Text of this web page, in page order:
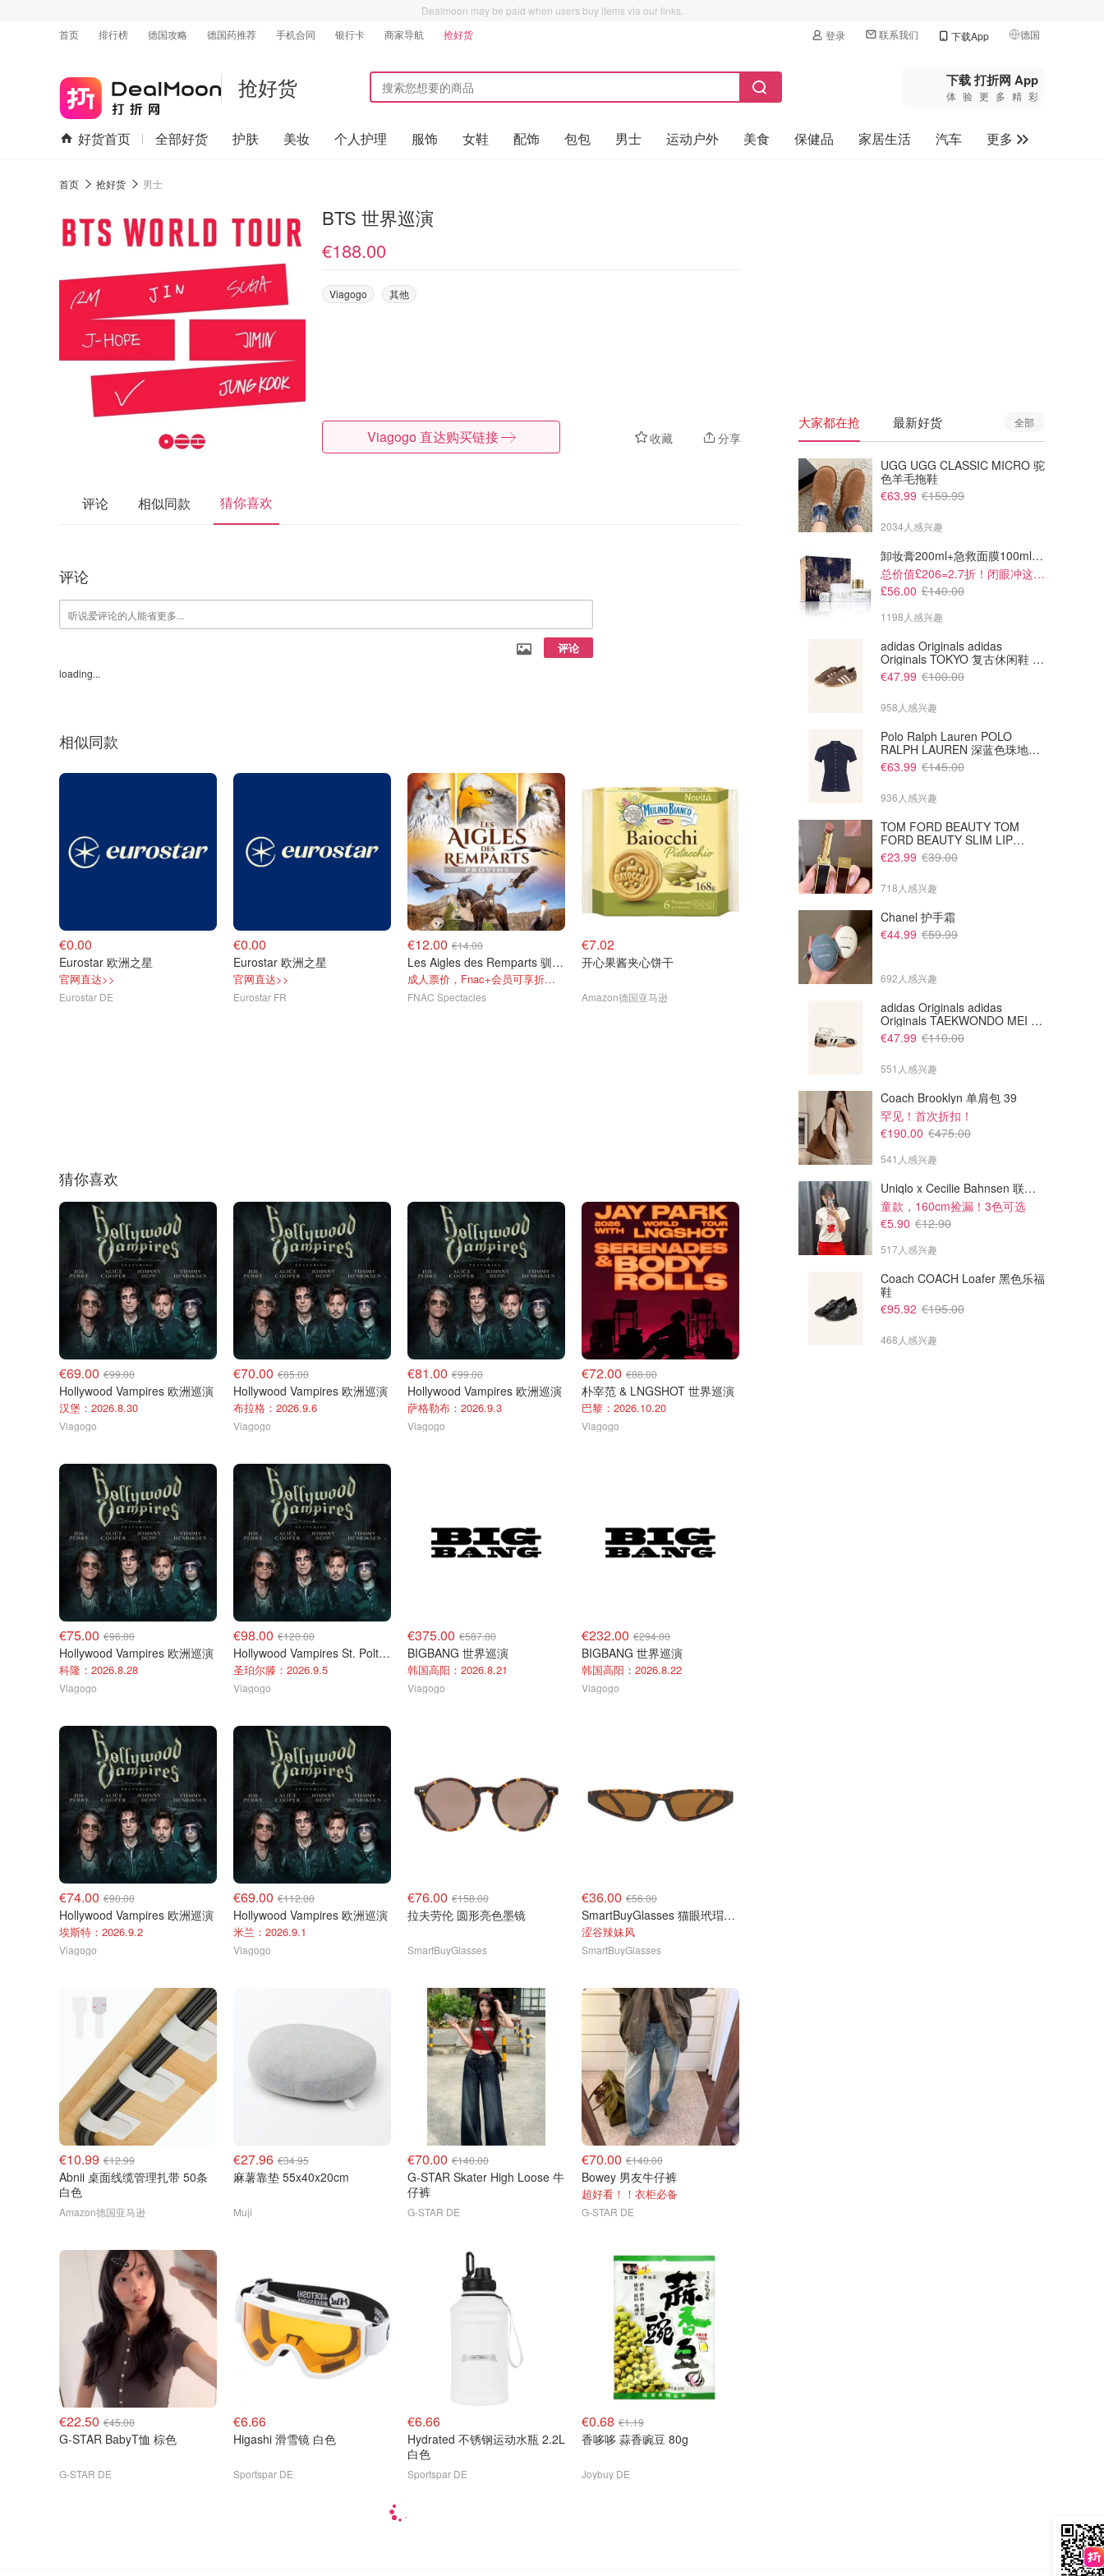
Dealmoon may be paid when users buy items via our links.
首页
排行榜 德国攻略 德国药推荐 手机合同 银行卡 商家导航 抢好货 登录 联系我们 下载App 德国
🇺🇸美国
🇨🇳中国
🇨🇦加拿大
抢好货 下载 打折网 App
体验更多精彩
好货首页 全部好货 护肤 美妆 个人护理 服饰 女鞋 配饰 包包 男士 运动户外 美食 保健品 家居生活 汽车
更多
首页 抢好货 男士
BTS 世界巡演
€188.00
Viagogo 其他
收藏 分享
Viagogo 直达购买链接
评论 相似同款 猜你喜欢
评论
评论
loading...
相似同款
€0.00
Eurostar 欧洲之星
官网直达>>
Eurostar DE
€0.00
Eurostar 欧洲之星
官网直达>>
Eurostar FR
€12.00 €14.00
Les Aigles des Remparts 驯鹰骑马大秀
成人票价，Fnac+会员可享折扣！
FNAC Spectacles
€7.02
开心果酱夹心饼干
Amazon德国亚马逊
巧克力夹心饼干
€1.94
猜你喜欢
€69.00 €99.00
Hollywood Vampires 欧洲巡演
汉堡：2026.8.30
Viagogo
€70.00 €85.00
Hollywood Vampires 欧洲巡演
布拉格：2026.9.6
Viagogo
€81.00 €99.00
Hollywood Vampires 欧洲巡演
萨格勒布：2026.9.3
Viagogo
€72.00 €88.00
朴宰范 & LNGSHOT 世界巡演
巴黎：2026.10.20
Viagogo
€75.00 €96.00
Hollywood Vampires 欧洲巡演
科隆：2026.8.28
Viagogo
€98.00 €120.00
Hollywood Vampires St. Polten演唱会门票 2026年9月5日
圣珀尔滕：2026.9.5
Viagogo
€375.00 €587.00
BIGBANG 世界巡演
韩国高阳：2026.8.21
Viagogo
€232.00 €294.00
BIGBANG 世界巡演
韩国高阳：2026.8.22
Viagogo
€74.00 €90.00
Hollywood Vampires 欧洲巡演
埃斯特：2026.9.2
Viagogo
€69.00 €112.00
Hollywood Vampires 欧洲巡演
米兰：2026.9.1
Viagogo
€76.00 €158.00
拉夫劳伦 圆形亮色墨镜
SmartBuyGlasses
€36.00 €56.00
SmartBuyGlasses 猫眼玳瑁色太阳镜
涩谷辣妹风
SmartBuyGlasses
€10.99 €12.99
Abnii 桌面线缆管理扎带 50条
白色
Amazon德国亚马逊
€27.96 €34.95
麻薯靠垫 55x40x20cm
Muji
€70.00 €140.00
G-STAR Skater High Loose 牛
仔裤
G-STAR DE
€70.00 €140.00
Bowey 男友牛仔裤
超好看！！衣柜必备
G-STAR DE
€22.50 €45.00
G-STAR BabyT恤 棕色
G-STAR DE
€6.66
Higashi 滑雪镜 白色
Sportspar DE
€6.66
Hydrated 不锈钢运动水瓶 2.2L
白色
Sportspar DE
€0.68 €1.19
香哆哆 蒜香豌豆 80g
Joybuy DE
大家都在抢 最新好货 全部
UGG UGG CLASSIC MICRO 驼
色羊毛拖鞋
€63.99 €159.99
2034人感兴趣
卸妆膏200ml+急救面膜100ml+青春面霜15ml
总价值£206=2.7折！闭眼冲这套！
£56.00 £140.00
1198人感兴趣
adidas Originals adidas
Originals TOKYO 复古休闲鞋 深
棕色
€47.99 €100.00
958人感兴趣
Polo Ralph Lauren POLO
RALPH LAUREN 深蓝色珠地布
Polo衫
€63.99 €145.00
936人感兴趣
TOM FORD BEAUTY TOM
FORD BEAUTY SLIM LIP
COLOR SHINE 口红 open back
色
€23.99 €39.00
718人感兴趣
Chanel 护手霜
€44.99 €59.99
692人感兴趣
adidas Originals adidas
Originals TAEKWONDO MEI 芭
蕾鞋 棕色米色
€47.99 €110.00
551人感兴趣
Coach Brooklyn 单肩包 39
罕见！首次折扣！
€190.00 €475.00
541人感兴趣
Uniqlo x Cecilie Bahnsen 联名T恤
童款，160cm捡漏！3色可选
€5.90 €12.90
517人感兴趣
Coach COACH Loafer 黑色乐福
鞋
€95.92 €195.00
468人感兴趣